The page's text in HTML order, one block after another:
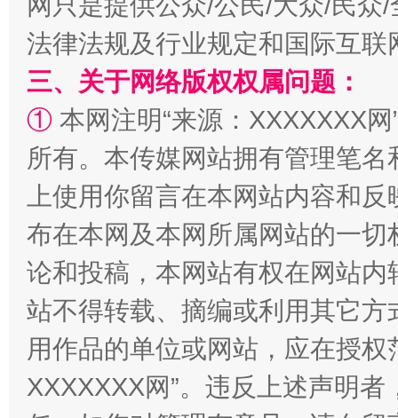
阿坝州三大球赛在茂县开幕 规模
国家大学科技园优化重塑工作
法律法规及行业规定和国际互
三、关于网络版权权属问题：
① 本网注明“来源：XXXXXXX
所有。本传媒网站拥有管理笔
上使用你留言在本网站内容和
布在本网及本网所属网站的一
论和投稿，本网站有权在网站
站不得转载、摘编或利用其它
用作品的单位或网站，应在授
XXXXXXX网”。违反上述声明